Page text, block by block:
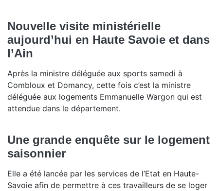
Nouvelle visite ministérielle
aujourd’hui en Haute Savoie et dans
l’Ain
Après la ministre déléguée aux sports samedi à
Combloux et Domancy, cette fois c’est la ministre
déléguée aux logements Emmanuelle Wargon qui est
attendue dans le département.
Une grande enquête sur le logement
saisonnier
Elle a été lancée par les services de l’Etat en Haute-
Savoie afin de permettre à ces travailleurs de se loger